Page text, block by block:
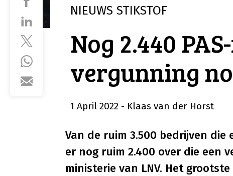
NIEUWS STIKSTOF
Nog 2.440
vergunning
1 April 2022 - Klaas van der Horst
Van de ruim 3.500 bedrijven die
er nog ruim 2.400 over die een
ministerie van LNV. Het